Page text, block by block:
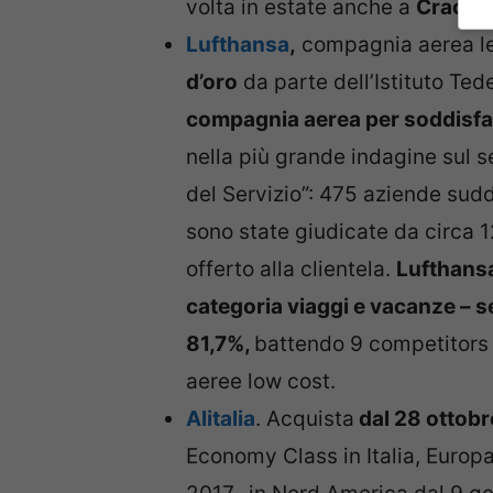
volta in estate anche a
Lufthansa, compagnia aerea
d’oro da parte dell’Istituto
compagnia aerea per
nella più grande indagine sul
del Servizio”: 475 aziende
sono state giudicate da circa
offerto alla clientela.
categoria viaggi e vacanze –
81,7%, battendo 9
aeree low cost.
Alitalia. Acquista dal 28
Economy Class in Italia,